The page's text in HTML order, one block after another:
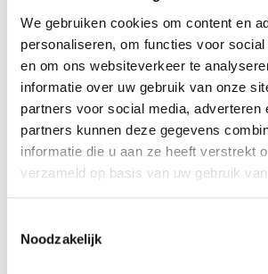
We gebruiken cookies om content en
personaliseren, om functies voor
en om ons websiteverkeer te
informatie over uw gebruik van onze
partners voor social media, adverteren
partners kunnen deze gegevens
informatie die u aan ze heeft verstrekt
verzameld op basis van uw gebruik
Noodzakelijk
KOKATAT POLSMANCHET
TOOL KIT
€40,00